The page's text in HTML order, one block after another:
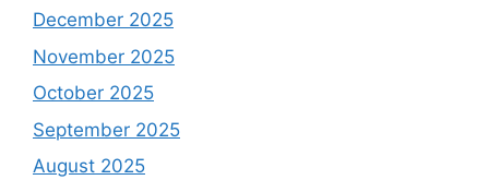
December 2025
November 2025
October 2025
September 2025
August 2025